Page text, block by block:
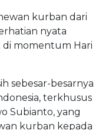
kurban dari
nyata
di momentum Hari
sebesar-besarnya
terkhusus
Subianto, yang
kurban kepada